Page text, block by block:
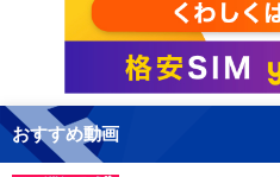
おすすめ動画